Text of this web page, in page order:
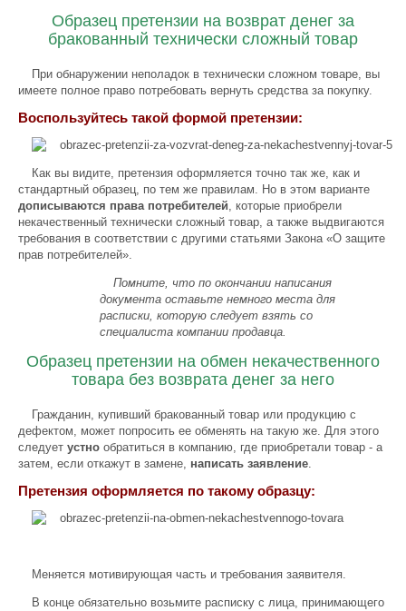
Образец претензии на возврат денег за
бракованный технически сложный товар
При обнаружении неполадок в технически сложном товаре, вы
имеете полное право потребовать вернуть средства за покупку.
Воспользуйтесь такой формой претензии:
Как вы видите, претензия оформляется точно так же, как и
стандартный образец, по тем же правилам. Но в этом варианте
дописываются права потребителей, которые приобрели
некачественный технически сложный товар, а также выдвигаются
требования в соответствии с другими статьями Закона «О защите
прав потребителей».
Помните, что по окончании написания
документа оставьте немного места для
расписки, которую следует взять со
специалиста компании продавца.
Образец претензии на обмен некачественного
товара без возврата денег за него
Гражданин, купивший бракованный товар или продукцию с
дефектом, может попросить ее обменять на такую же. Для этого
следует устно обратиться в компанию, где приобретали товар - а
затем, если откажут в замене, написать заявление.
Претензия оформляется по такому образцу:
Меняется мотивирующая часть и требования заявителя.
В конце обязательно возьмите расписку с лица, принимающего